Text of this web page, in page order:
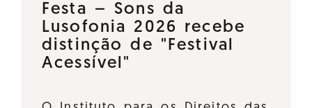
Festa – Sons da
Lusofonia 2026 recebe
distinção de "Festival
Acessível"